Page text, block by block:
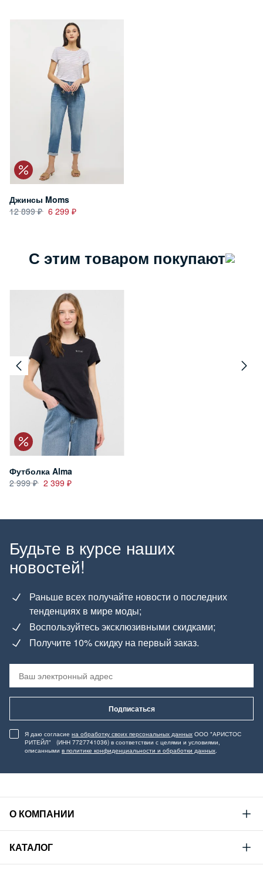
Джинсы Moms
12 899
6 299
С этим товаром покупают
Футболка Alma
2 999
2 399
Будьте в курсе наших
новостей!
Раньше всех получайте новости о последних
тенденциях в мире моды;
Воспользуйтесь эксклюзивными скидками;
Получите 10% скидку на первый заказ.
Подписаться
Я даю согласие на обработку своих персональных данных ООО "АРИСТОС
РИТЕЙЛ" (ИНН 7727741036) в соответствии с целями и условиями,
описанными в политике конфиденциальности и обработки данных
О КОМПАНИИ
Mustang
Философия
КАТАЛОГ